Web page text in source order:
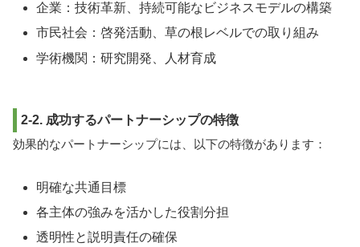
企業：技術革新、持続可能なビジネスモデルの構築
市民社会：啓発活動、草の根レベルでの取り組み
学術機関：研究開発、人材育成
2-2. 成功するパートナーシップの特徴
効果的なパートナーシップには、以下の特徴があります：
明確な共通目標
各主体の強みを活かした役割分担
透明性と説明責任の確保